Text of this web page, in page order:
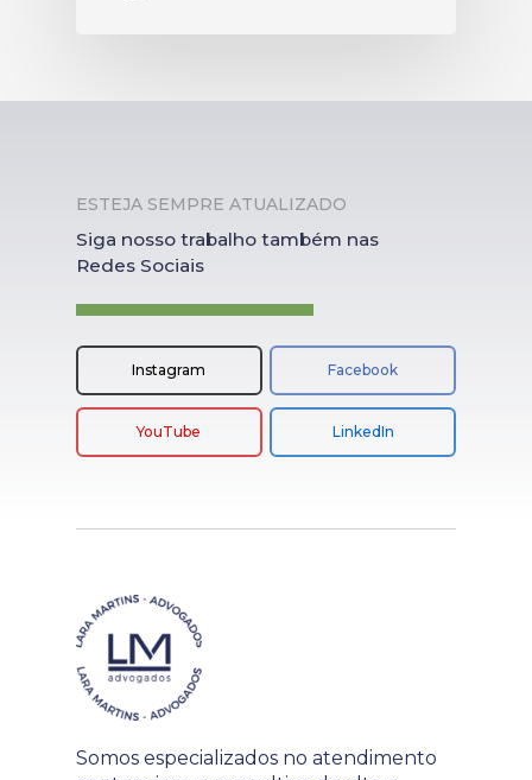
ESTEJA SEMPRE ATUALIZADO
Siga nosso trabalho também nas
Redes Sociais
Instagram Facebook
YouTube LinkedIn
Somos especializados no atendimento